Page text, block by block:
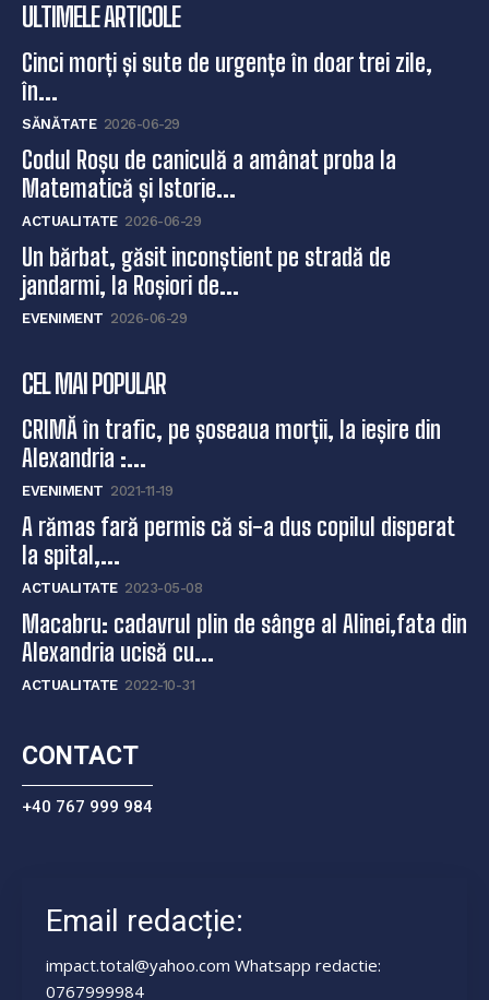
ULTIMELE ARTICOLE
Cinci morți și sute de urgențe în doar trei zile,
în...
SĂNĂTATE 2026-06-29
Codul Roșu de caniculă a amânat proba la
Matematică și Istorie...
ACTUALITATE 2026-06-29
Un bărbat, găsit inconștient pe stradă de
jandarmi, la Roșiori de...
EVENIMENT 2026-06-29
CEL MAI POPULAR
CRIMĂ în trafic, pe șoseaua morții, la ieșire din
Alexandria :...
EVENIMENT 2021-11-19
A rămas fară permis că si-a dus copilul disperat
la spital,...
ACTUALITATE 2023-05-08
Macabru: cadavrul plin de sânge al Alinei,fata din
Alexandria ucisă cu...
ACTUALITATE 2022-10-31
CONTACT
+40 767 999 984
Email redacție:
impact.total@yahoo.com Whatsapp redactie:
0767999984